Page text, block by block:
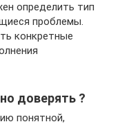
определить тип
проблемы.
конкретные
доверять ?
понятной,